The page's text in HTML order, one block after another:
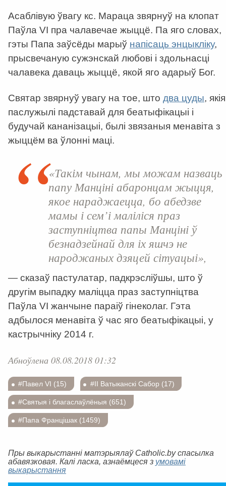
Асаблівую ўвагу кс. Мараца звярнуў на клопат
Паўла VI пра чалавечае жыццё. Па яго словах,
гэты Папа заўсёды марыў напісаць энцыкліку,
прысвечаную сужэнскай любові і здольнасці
чалавека даваць жыццё, якой яго адарыў Бог.
Святар звярнуў увагу на тое, што два цуды, якія
паслужылі падставай для беатыфікацыі і
будучай кананізацыі, былі звязаныя менавіта з
жыццём ва ўлонні маці.
«Такім чынам, мы можам назваць
папу Манціні абаронцам жыцця,
якое нараджаецца, бо абедзве
мамы і сем’і маліліся праз
заступніцтва папы Манціні ў
безнадзейнай для іх яшчэ не
народжаных дзяцей сітуацыі»,
— сказаў пастулатар, падкрэсліўшы, што ў
другім выпадку маліцца праз заступніцтва
Паўла VI жанчыне параіў гінеколаг. Гэта
адбылося менавіта ў час яго беатыфікацыі, у
кастрычніку 2014 г.
Абноўлена 08.08.2018 01:32
#Павел VI (15) #ІІ Ватыканскі Сабор (17)
#Святыя і благаслаўлёныя (651)
#Папа Францішак (1459)
Пры выкарыстанні матэрыялаў Catholic.by спасылка
абавязковая. Калі ласка, азнаёмцеся з умовамі
выкарыстання